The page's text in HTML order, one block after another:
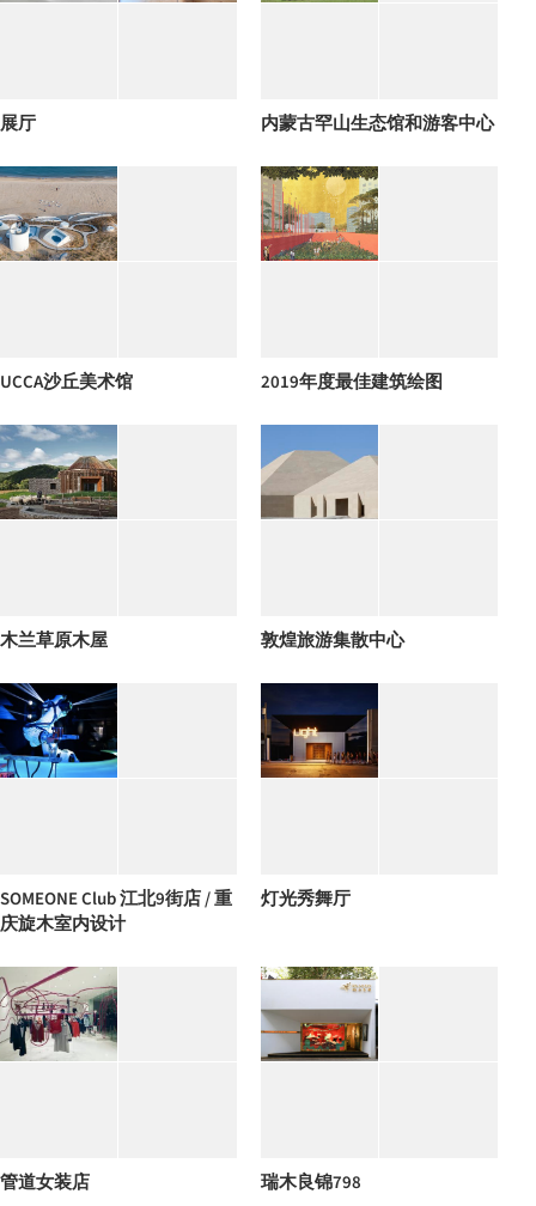
展厅 内蒙古罕山生态馆和游客中心
UCCA沙丘美术馆 2019年度最佳建筑绘图
木兰草原木屋 敦煌旅游集散中心
SOMEONE Club 江北9街店 / 重
庆旋木室内设计
灯光秀舞厅
管道女装店 瑞木良锦798